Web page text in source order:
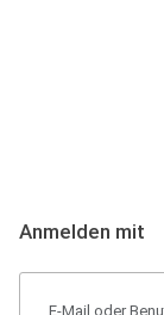
Anmelden mit